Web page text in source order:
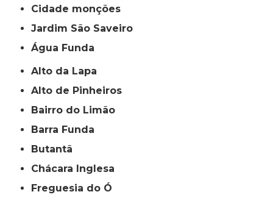
cidade monções
jardim São Saveiro
Água Funda
Alto da Lapa
Alto de Pinheiros
Bairro do Limão
Barra Funda
Butantã
Chácara Inglesa
Freguesia do Ó